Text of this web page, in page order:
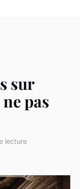
sur
pas
lecture